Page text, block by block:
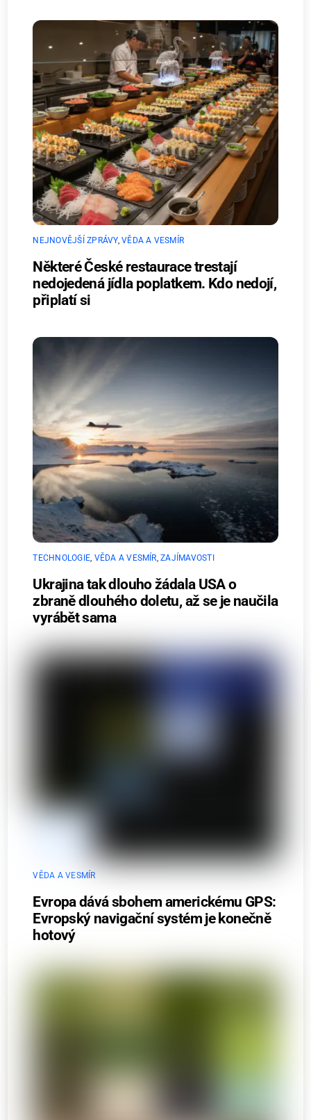
NEJNOVĚJŠÍ ZPRÁVY,VĚDA A VESMÍR
Některé České restaurace trestají
nedojedená jídla poplatkem. Kdo nedojí,
připlatí si
TECHNOLOGIE, VĚDA A VESMÍR,ZAJÍMAVOSTI
Ukrajina tak dlouho žádala USA o
zbraně dlouhého doletu, až se je naučila
vyrábět sama
VĚDA A VESMÍR
Evropa dává sbohem americkému GPS:
Evropský navigační systém je konečně
hotový